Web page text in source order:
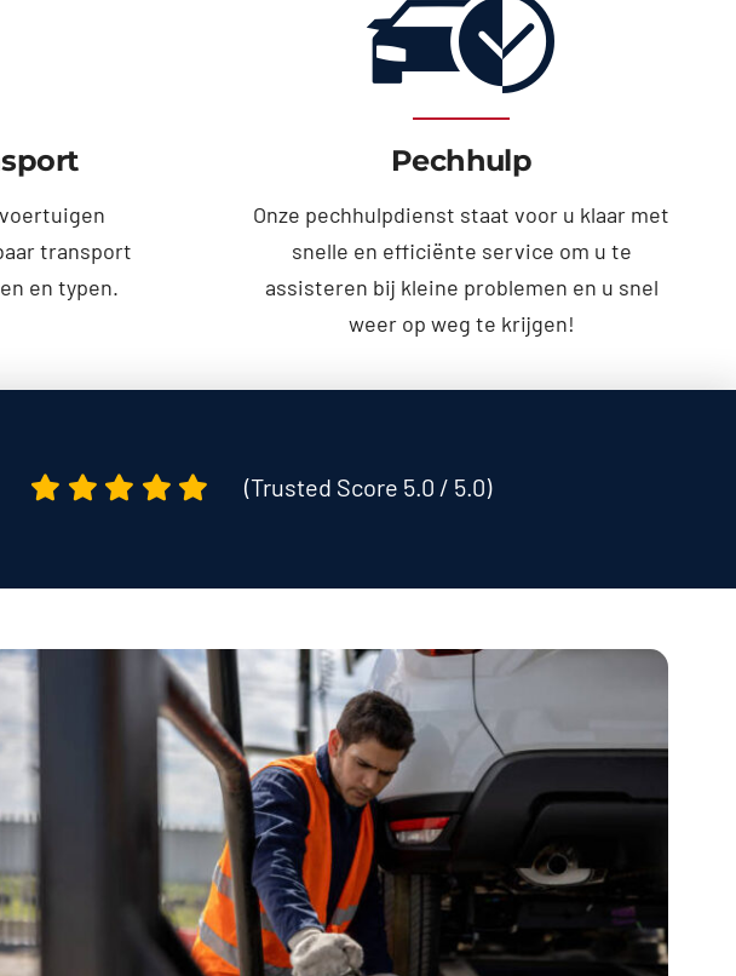
transport
en typen.
Pechhulp
Onze pechhulpdienst staat voor u klaar met
snelle en efficiënte service om u te
assisteren bij kleine problemen en u snel
weer op weg te krijgen!
(Trusted Score 5.0 / 5.0)